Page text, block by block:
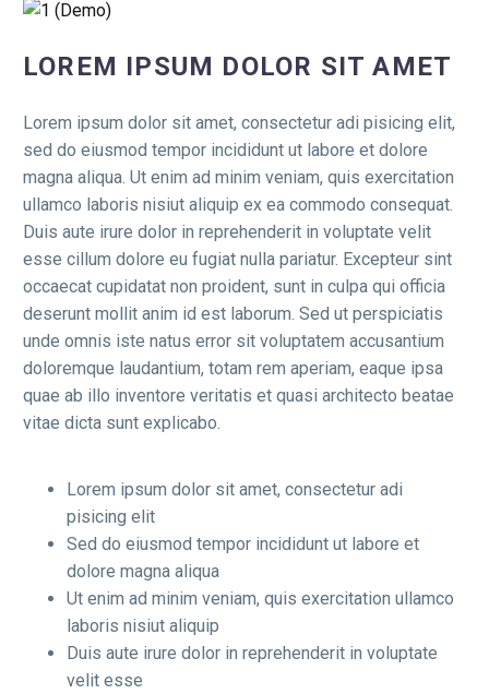
LOREM IPSUM DOLOR SIT AMET
Lorem ipsum dolor sit amet, consectetur adi pisicing elit,
sed do eiusmod tempor incididunt ut labore et dolore
magna aliqua. Ut enim ad minim veniam, quis exercitation
ullamco laboris nisiut aliquip ex ea commodo consequat.
Duis aute irure dolor in reprehenderit in voluptate velit
esse cillum dolore eu fugiat nulla pariatur. Excepteur sint
occaecat cupidatat non proident, sunt in culpa qui officia
deserunt mollit anim id est laborum. Sed ut perspiciatis
unde omnis iste natus error sit voluptatem accusantium
doloremque laudantium, totam rem aperiam, eaque ipsa
quae ab illo inventore veritatis et quasi architecto beatae
vitae dicta sunt explicabo.
Lorem ipsum dolor sit amet, consectetur adi
pisicing elit
Sed do eiusmod tempor incididunt ut labore et
dolore magna aliqua
Ut enim ad minim veniam, quis exercitation ullamco
laboris nisiut aliquip
Duis aute irure dolor in reprehenderit in voluptate
velit esse